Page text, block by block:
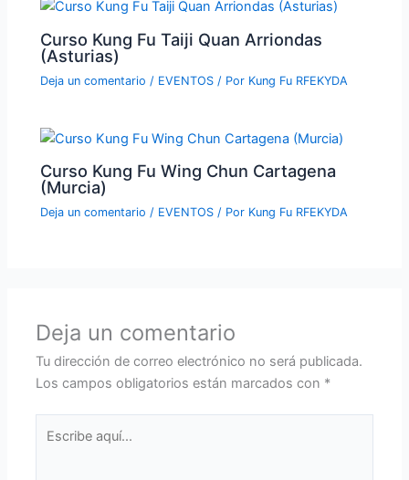
Curso Kung Fu Taiji Quan Arriondas
(Asturias)
Deja un comentario / EVENTOS / Por Kung Fu RFEKYDA
Curso Kung Fu Wing Chun Cartagena
(Murcia)
Deja un comentario / EVENTOS / Por Kung Fu RFEKYDA
Deja un comentario
Tu dirección de correo electrónico no será publicada.
Los campos obligatorios están marcados con *
aquí...